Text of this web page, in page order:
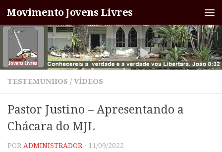
Skip to content
Movimento Jovens Livres
TESTEMUNHOS / VÍDEOS
Pastor Justino – Apresentando a
Chácara do MJL
POR ADMINISTRADOR · 11/09/2022